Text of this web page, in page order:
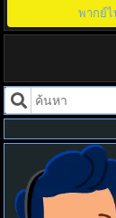
พากย์ไ